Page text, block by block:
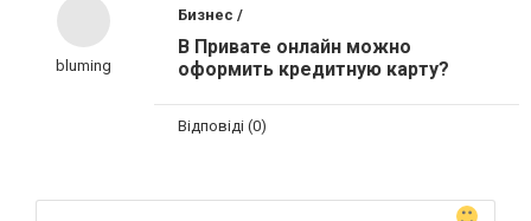
bluming
Бизнес /
В Привате онлайн можно
оформить кредитную карту?
Відповіді (0)